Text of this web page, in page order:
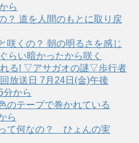
ら
？ 道を人間のもとに取り戻
咲くの？ 朝の明るさを感じ
らい暗かったから咲く
る! ▽アサガオの謎▽歩行者
放送日 7月24日(金)午後
分から
のテープで巻かれている
ら
て何なの？ ひょんの実